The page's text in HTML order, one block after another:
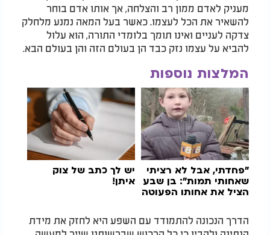
מעניק לאדם ממון רב והצלחה, אך אותו אדם בוחר
להשאיר את הכל לעצמו. כאשר בעל המאה נמנע מלחלק
צדקה לעניים ואינו תומך בלומדי התורה, הוא עלול
להביא על עצמו נזק כבד הן בעולם הזה והן בעולם הבא.
המלצות נוספות
"פחדתי, אבל לא רציתי
שאחותי תמות": בן שבע
הציל את אחותו הפעוטה
יש לך כתב של צוק
איתן!
הדרך הנכונה להתמודד עם השפע היא לחזק את מידת